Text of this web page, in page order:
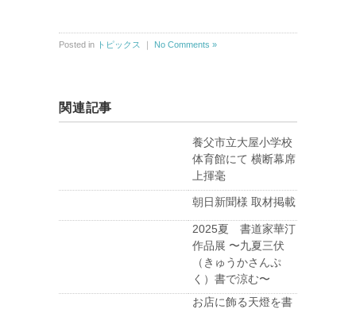
Posted in トピックス ｜ No Comments »
関連記事
養父市立大屋小学校
体育館にて 横断幕席
上揮毫
朝日新聞様 取材掲載
2025夏 書道家華汀
作品展 〜九夏三伏
（きゅうかさんぷ
く）書で涼む〜
お店に飾る天燈を書